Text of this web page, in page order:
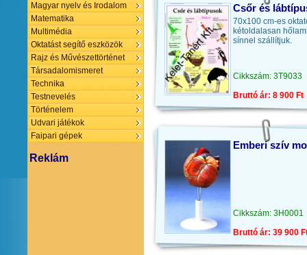
Magyar nyelv és Irodalom
Matematika
Multimédia
Oktatást segítő eszközök
Rajz és Művészettörténet
Társadalomismeret
Technika
Testnevelés
Történelem
Udvari játékok
Faipari gépek
Reklám
Csőr és
70x100 cm-es
kétoldalasan
sínnel szállítjuk.
Cikkszám: 3T9033
Bruttó ár: 8 900 Ft
Emberi szív
Cikkszám: 3H0001
Bruttó ár: 39 900